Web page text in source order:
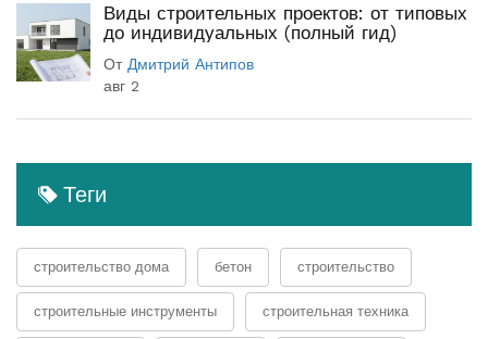
Виды строительных проектов: от типовых
до индивидуальных (полный гид)
От Дмитрий Антипов
авг 2
Теги
строительство дома бетон строительство
строительные инструменты строительная техника